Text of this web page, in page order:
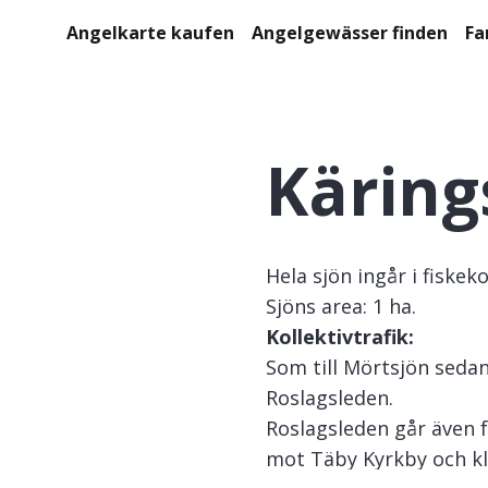
Angelkarte kaufen Angelgewässer finden
Hela sjön ingår i
Sjöns area: 1 ha.
Kollektivtrafik:
Som till Mörtsjön
Roslagsleden.
Roslagsleden går
mot Täby Kyrkby och